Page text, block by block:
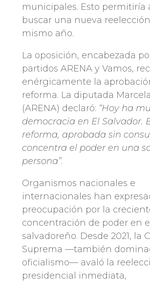
municipales. Esto permitiría
buscar una nueva
mismo año.
La oposición, encabezada
partidos ARENA y Vamos,
enérgicamente la
reforma. La diputada
(ARENA) declaró: “Hoy ha
democracia en El Salvador.
reforma, aprobada sin
concentra el poder en una
persona”.
Organismos nacionales e
internacionales han
preocupación por la
concentración de poder en
salvadoreño. Desde 2021, la
Suprema —también
oficialismo— avaló la
presidencial inmediata,